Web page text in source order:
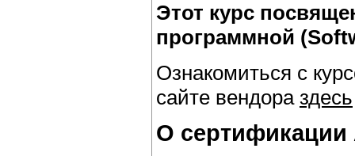
Этот курс
программной (
Ознакомиться с
сайте вендора здесь
О сертификации